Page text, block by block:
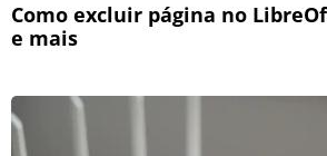
Como excluir página no
e mais